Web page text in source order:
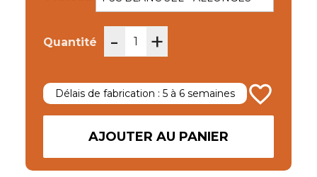
Quantité - +
Délais de fabrication : 5 à 6 semaines favorite_border
AJOUTER AU PANIER